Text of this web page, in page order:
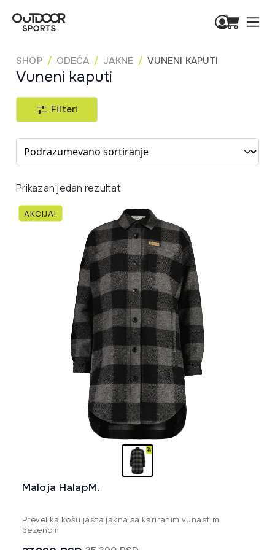
SHOP ODEĆA JAKNE VUNENI KAPUTI
Vuneni kaputi
Filteri
Sort content
Prikazan jedan rezultat
Maloja HalapM.
Prevelika košuljasta jakna sa kariranim vunastim
dezenom
AKCIJA!